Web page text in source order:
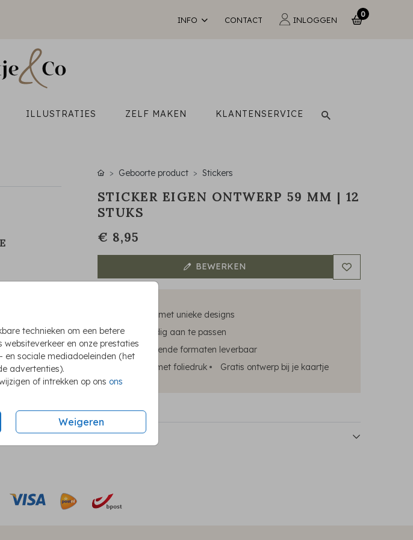
INFO CONTACT INLOGGEN
0
ILLUSTRATIES ZELF MAKEN KLANTENSERVICE
technieken om een betere
en onze prestaties
en sociale mediadoeleinden (het
advertenties).
of intrekken op ons ons
Weigeren
Geboorte product Stickers
STICKER EIGEN ONTWERP 59 MM | 12
STUKS
€ 8,95
BEWERKEN
Stickers met unieke designs
Eenvoudig aan te passen
Verschillende formaten leverbaar
Nu ook met foliedruk
Gratis ontwerp bij je kaartje